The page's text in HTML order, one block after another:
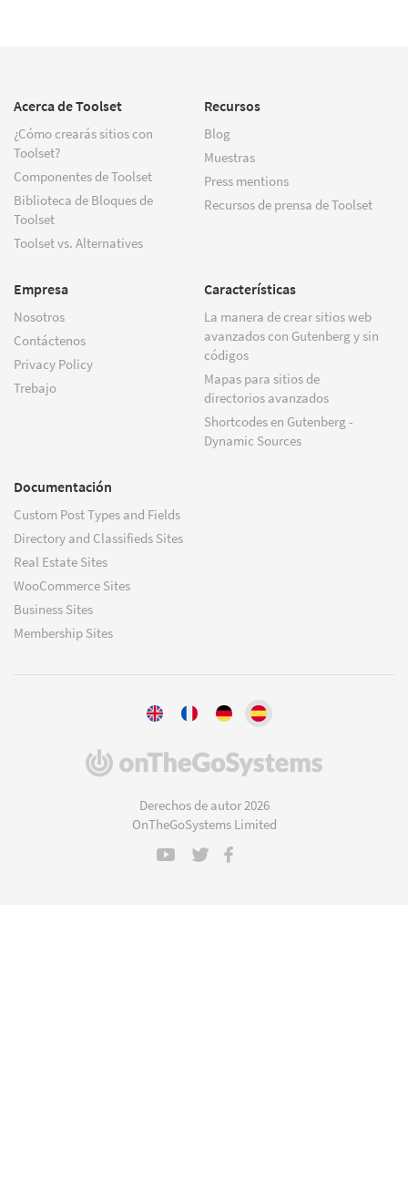
Acerca de Toolset
¿Cómo crearás sitios con
Toolset?
Componentes de Toolset
Biblioteca de Bloques de
Toolset
Toolset vs. Alternatives
Recursos
Blog
Muestras
Press mentions
Recursos de prensa de Toolset
Empresa
Nosotros
Contáctenos
Privacy Policy
Trebajo
Características
La manera de crear sitios web
avanzados con Gutenberg y sin
códigos
Mapas para sitios de
directorios avanzados
Shortcodes en Gutenberg -
Dynamic Sources
Documentación
Custom Post Types and Fields
Directory and Classifieds Sites
Real Estate Sites
WooCommerce Sites
Business Sites
Membership Sites
(se
Derechos de autor 2026
OnTheGoSystems Limited